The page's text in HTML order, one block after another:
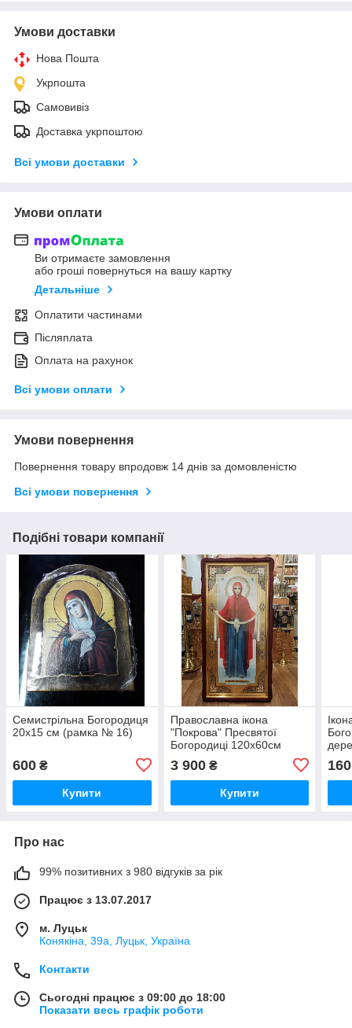
Умови доставки
Нова Пошта
Укрпошта
Самовивіз
Доставка укрпоштою
Всі умови доставки
Умови оплати
Ви отримаєте замовлення
або гроші повернуться на вашу картку
Детальніше
Оплатити частинами
Післяплата
Оплата на рахунок
Всі умови оплати
Умови повернення
Повернення товару впродовж 14 днів за домовленістю
Всі умови повернення
Подібні товари компанії
Семистрільна Богородиця
20х15 см (рамка № 16)
600 ₴
Купити
Православна ікона
"Покрова" Пресвятої
Богородиці 120х60см
3 900₴
Купити
160
Про нас
99% позитивних з 980 відгуків за рік
Працює з 13.07.2017
м. Луцьк
Конякіна, 39а, Луцьк, Україна
Контакти
Сьогодні працює з 09:00 до 18:00
Показати весь графік роботи